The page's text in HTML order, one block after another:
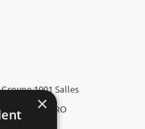
Groupe 1001 Salles
1001 Salles PRO
×